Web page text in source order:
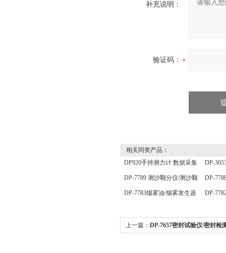
补充说明：
验证码：
相关同类产品：
DP920手持测力计 数据采集
分析仪 压力传感器仪表
DP-
定仪 有
DP-7789 测沙颗分仪/测沙颗
分仪/ 测沙颗检测仪
DP-
温度测
DP-7783烟雾油/烟雾发生器
DP-
上一篇： DP-7657密封试验仪/密封检